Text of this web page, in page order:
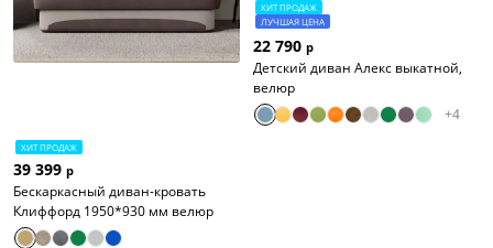
ХИТ ПРОДАЖ
39 399 р
Бескаркасный диван-кровать
Клиффорд 1950*930 мм велюр
ХИТ ПРОДАЖ
ЛУЧШАЯ ЦЕНА
22 790 р
Детский диван Алекс выкатной,
велюр
+4